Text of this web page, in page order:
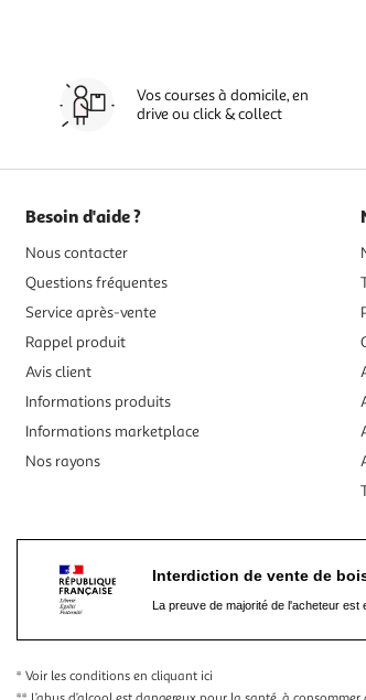
Vos courses à domicile, en
drive ou click & collect
Besoin d'aide ?
Nous contacter
Questions fréquentes
Service après-vente
Rappel produit
Avis client
Informations produits
Informations marketplace
Nos rayons
Interdiction de vente de
La preuve de majorité de l'acheteur
* Voir les conditions en cliquant ici